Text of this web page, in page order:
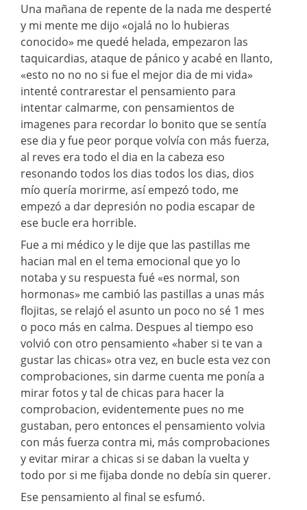
Una mañana de repente de la nada me desperté
y mi mente me dijo «ojalá no lo hubieras
conocido» me quedé helada, empezaron las
taquicardias, ataque de pánico y acabé en llanto,
«esto no no no si fue el mejor dia de mi vida»
intenté contrarestar el pensamiento para
intentar calmarme, con pensamientos de
imagenes para recordar lo bonito que se sentía
ese dia y fue peor porque volvía con más fuerza,
al reves era todo el dia en la cabeza eso
resonando todos los dias todos los dias, dios
mío quería morirme, así empezó todo, me
empezó a dar depresión no podia escapar de
ese bucle era horrible.
Fue a mi médico y le dije que las pastillas me
hacian mal en el tema emocional que yo lo
notaba y su respuesta fué «es normal, son
hormonas» me cambió las pastillas a unas más
flojitas, se relajó el asunto un poco no sé 1 mes
o poco más en calma. Despues al tiempo eso
volvió con otro pensamiento «haber si te van a
gustar las chicas» otra vez, en bucle esta vez con
comprobaciones, sin darme cuenta me ponía a
mirar fotos y tal de chicas para hacer la
comprobacion, evidentemente pues no me
gustaban, pero entonces el pensamiento volvia
con más fuerza contra mi, más comprobaciones
y evitar mirar a chicas si se daban la vuelta y
todo por si me fijaba donde no debía sin querer.
Ese pensamiento al final se esfumó.